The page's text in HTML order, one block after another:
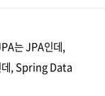
는 JPA인데,
, Spring Data